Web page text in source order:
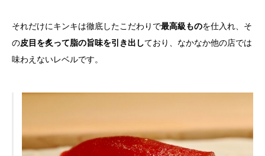
それだけにキンキは徹底したこだわりで最高級ものを仕入れ、そ
の皮目を炙って脂の旨味を引き出しており、なかなか他の店では
味わえないレベルです。